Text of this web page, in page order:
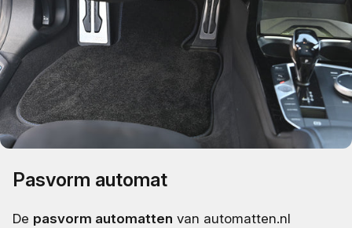
Pasvorm automat
De pasvorm automatten van automatten.nl